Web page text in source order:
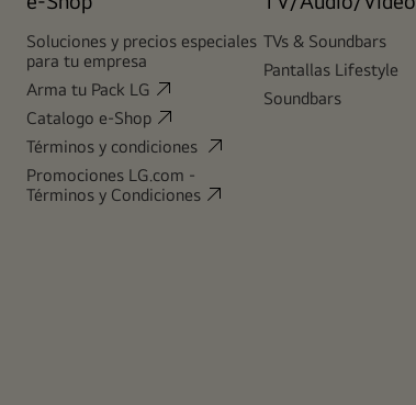
Soluciones y precios especiales
para tu empresa
Arma tu Pack LG
Catalogo e-Shop
Términos y condiciones
Promociones LG.com -
Términos y Condiciones
TVs & Soundbars
Pantallas Lifestyle
Soundbars